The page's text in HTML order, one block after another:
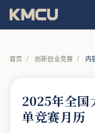
首页 / 创新创业竞赛 / 内
2025年全国
单竞赛月历